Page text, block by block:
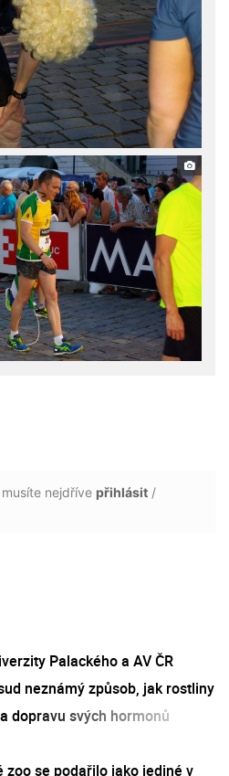
nejdříve přihlásit /
Palackého a AV ČR
neznámý způsob, jak rostliny
dopravu svých hormonů
zoo se podařilo jako jediné v